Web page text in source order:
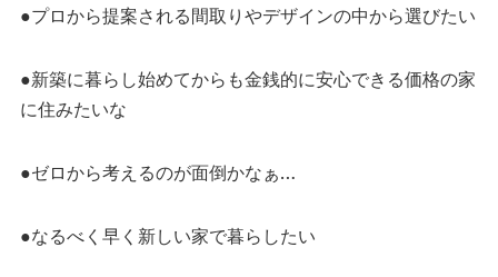
●プロから提案される間取りやデザインの中から選びたい
●新築に暮らし始めてからも金銭的に安心できる価格の家
に住みたいな
●ゼロから考えるのが面倒かなぁ…
●なるべく早く新しい家で暮らしたい